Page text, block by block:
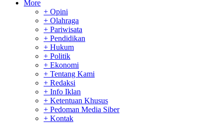
More
+ Opini
+ Olahraga
+ Pariwisata
+ Pendidikan
+ Hukum
+ Politik
+ Ekonomi
+ Tentang Kami
+ Redaksi
+ Info Iklan
+ Ketentuan Khusus
+ Pedoman Media Siber
+ Kontak